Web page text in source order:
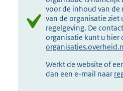
voor de inhoud van de
van de organisatie ziet
regelgeving. De
organisatie kunt u hier
Werkt de website of
dan een e-mail naar